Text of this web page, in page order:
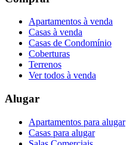
Apartamentos à venda
Casas à venda
Casas de Condomínio
Coberturas
Terrenos
Ver todos à venda
Alugar
Apartamentos para alugar
Casas para alugar